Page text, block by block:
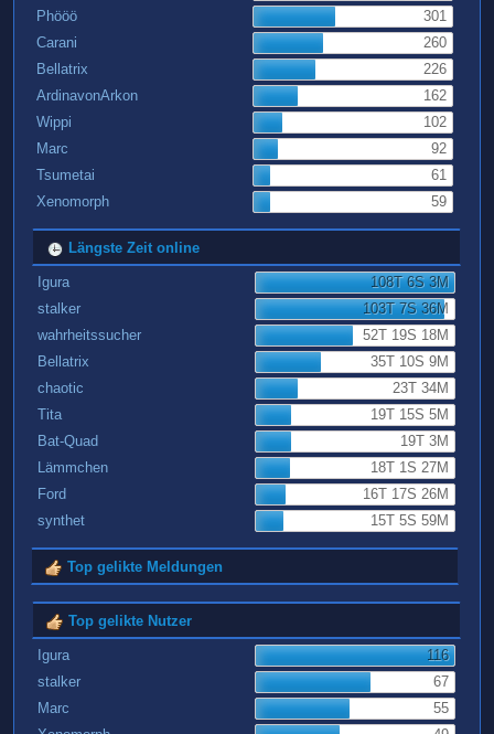
Phööö
301
Carani
260
Bellatrix
226
ArdinavonArkon
162
Wippi
102
Marc
92
Tsumetai
61
Xenomorph
59
Längste Zeit online
Igura
108T 6S 3M
stalker
103T 7S 36M
wahrheitssucher
52T 19S 18M
Bellatrix
35T 10S 9M
chaotic
23T 34M
Tita
19T 15S 5M
Bat-Quad
19T 3M
Lämmchen
18T 1S 27M
Ford
16T 17S 26M
synthet
15T 5S 59M
Top gelikte Meldungen
Top gelikte Nutzer
Igura
116
stalker
67
Marc
55